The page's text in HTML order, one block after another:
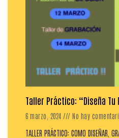
Taller Práctico: “Diseña
6 marzo, 2024 No hay
TALLER PRÁCTICO: COMO DISEÑAR,